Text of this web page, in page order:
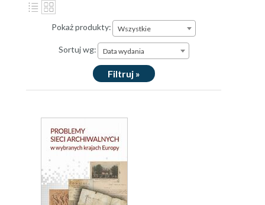
Pokaż produkty: Wszystkie
Sortuj wg: Data wydania
Filtruj »